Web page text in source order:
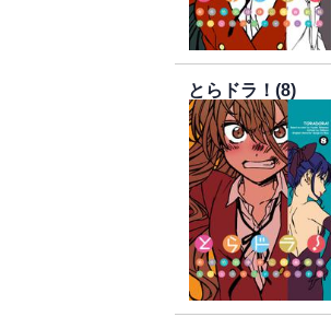
とらドラ！(8)